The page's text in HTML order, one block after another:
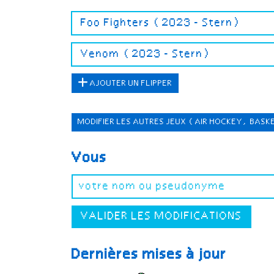
AJOUTER UN FLIPPER
MODIFIER LES AUTRES JEUX (AIR HOCKEY,
Vous
VALIDER LES MODIFICATIONS
Dernières mises à jour